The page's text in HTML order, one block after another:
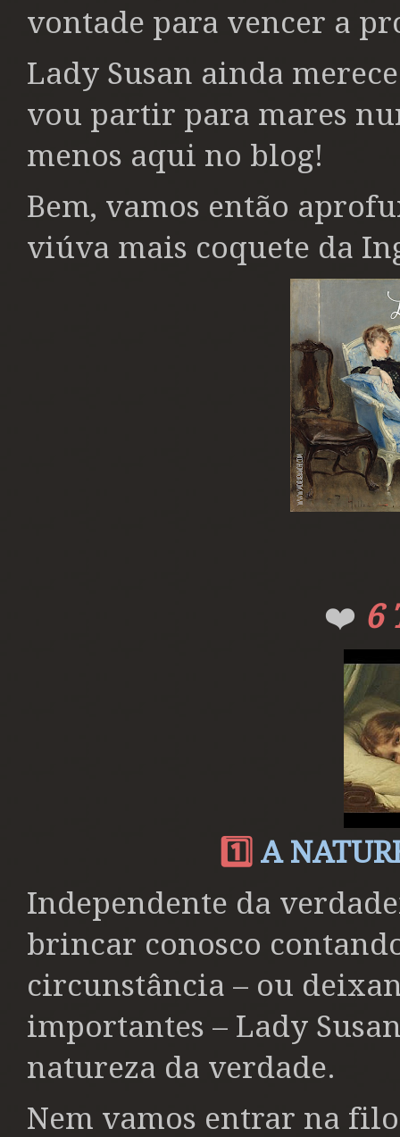
vontade para vencer a
Lady Susan ainda
vou partir para mares
menos aqui no blog!
Bem, vamos então
viúva mais coquete da
❤️ 6
1️⃣ A
Independente da
brincar conosco
circunstância – ou
importantes – Lady
natureza da verdade.
Nem vamos entrar na